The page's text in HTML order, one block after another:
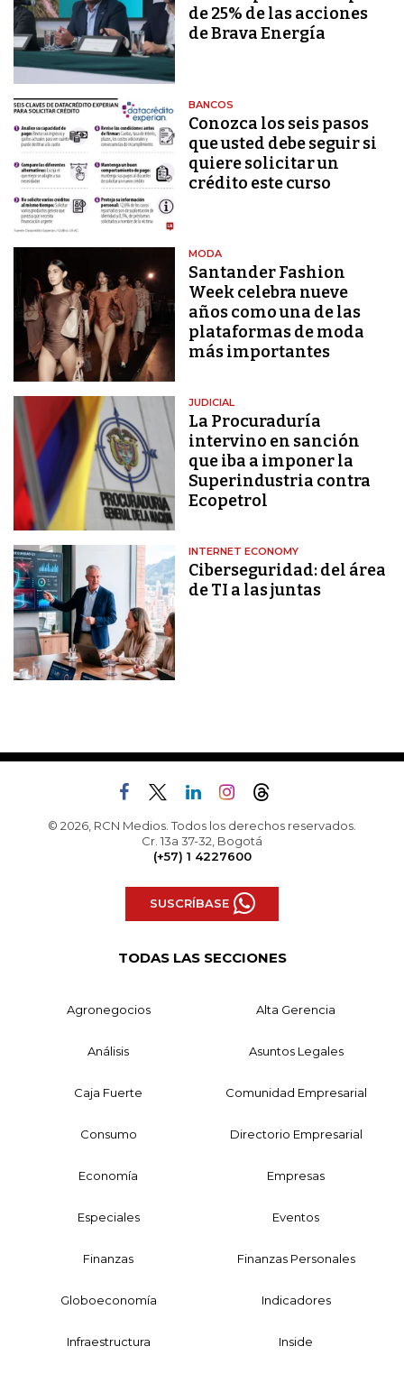
de 25% de las acciones
de Brava Energía
BANCOS
Conozca los seis pasos
que usted debe seguir si
quiere solicitar un
crédito este curso
MODA
Santander Fashion
Week celebra nueve
años como una de las
plataformas de moda
más importantes
JUDICIAL
La Procuraduría
intervino en sanción
que iba a imponer la
Superindustria contra
Ecopetrol
INTERNET ECONOMY
Ciberseguridad: del área
de TI a las juntas
© 2026, RCN Medios. Todos los derechos reservados.
Cr. 13a 37-32, Bogotá
(+57) 1 4227600
SUSCRÍBASE
TODAS LAS SECCIONES
Agronegocios Alta Gerencia
Análisis Asuntos Legales
Caja Fuerte Comunidad Empresarial
Consumo Directorio Empresarial
Economía Empresas
Especiales Eventos
Finanzas Finanzas Personales
Globoeconomía Indicadores
Infraestructura Inside